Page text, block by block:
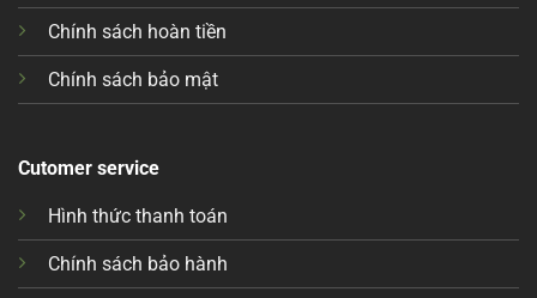
Chính sách hoàn tiền
Chính sách bảo mật
Cutomer service
Hình thức thanh toán
Chính sách bảo hành